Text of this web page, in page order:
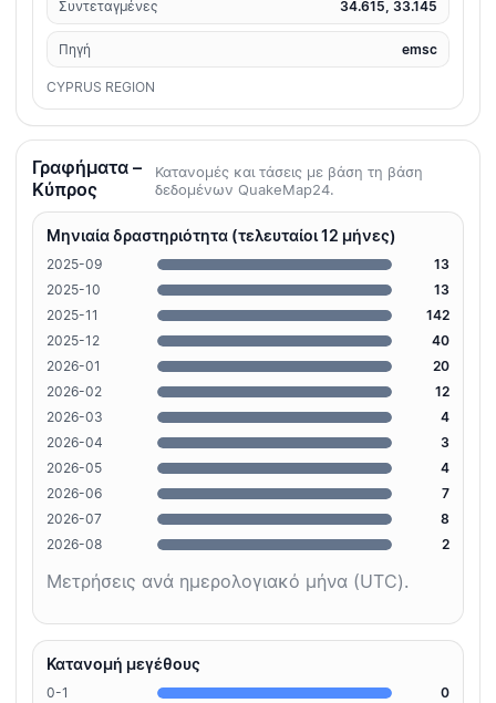
Συντεταγμένες 34.615, 33.145
Πηγή emsc
CYPRUS REGION
Γραφήματα –
Κύπρος
Κατανομές και τάσεις με βάση τη βάση
δεδομένων QuakeMap24.
Μηνιαία δραστηριότητα (τελευταίοι 12 μήνες)
2025-09
13
2025-10
13
2025-11
142
2025-12
40
2026-01
20
2026-02
12
2026-03
4
2026-04
3
2026-05
4
2026-06
7
2026-07
8
2026-08
2
Μετρήσεις ανά ημερολογιακό μήνα (UTC).
Κατανομή μεγέθους
0-1
0